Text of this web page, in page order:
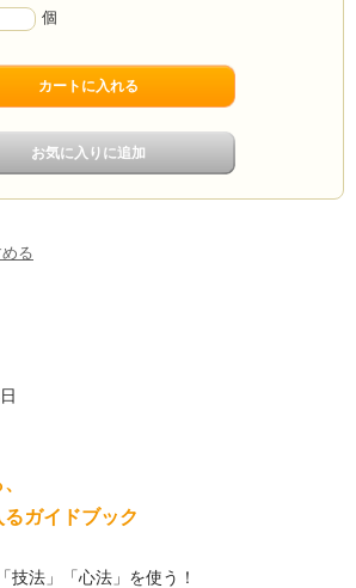
個
る
ガイドブック
技法」「心法」を使う！